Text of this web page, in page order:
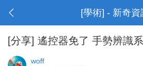
[學術] - 新奇資
[分享] 遙控器免了 手勢辨識
woff